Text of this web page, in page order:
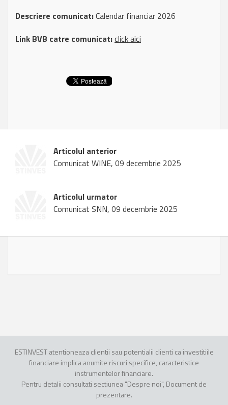
Descriere comunicat:Calendar financiar 2026
Link BVB catre comunicat:click aici
Articolul anterior
Comunicat WINE, 09 decembrie 2025
Articolul urmator
Comunicat SNN, 09 decembrie 2025
ESTINVEST atentioneaza clientii sau potentialii clienti ca investitiile
financiare implica anumite riscuri specifice, caracteristice
instrumentelor financiare.
Pentru detalii consultati sectiunea "Despre noi", Document de
prezentare.